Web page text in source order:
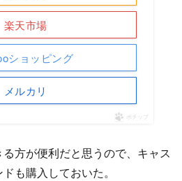
楽天市場
ショッピング
メルカリ
ポチップ
方が便利だと思うので、キャス
も購入しておいた。